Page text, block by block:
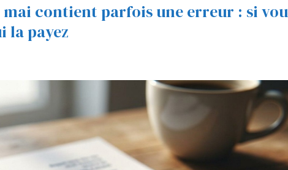
contient parfois une erreur : si
la payez